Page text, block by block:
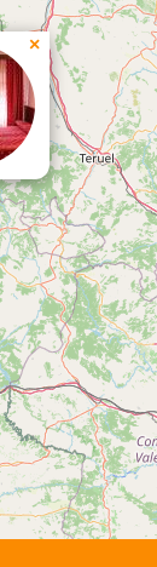
×